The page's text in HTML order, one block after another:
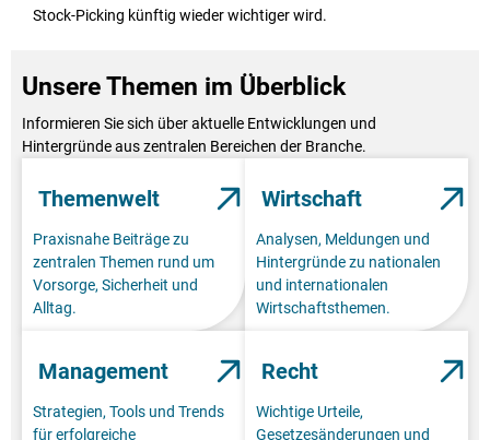
Stock-Picking künftig wieder wichtiger wird.
Unsere Themen im Überblick
Informieren Sie sich über aktuelle Entwicklungen und
Hintergründe aus zentralen Bereichen der Branche.
Themenwelt
Praxisnahe Beiträge zu
zentralen Themen rund um
Vorsorge, Sicherheit und
Alltag.
Wirtschaft
Analysen, Meldungen und
Hintergründe zu nationalen
und internationalen
Wirtschaftsthemen.
Management
Strategien, Tools und Trends
für erfolgreiche
Recht
Wichtige Urteile,
Gesetzesänderungen und